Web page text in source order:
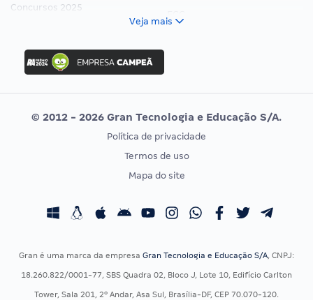
Concursos 2025
Concurso Ibama
Concurso MPU
Editais publicados
Vunesp
CONCURSOS POR PROFISSÃO
Concursos Fiscais
Concursos Saúde
EXAME DE ORDEM
Calendário OAB
Veja mais
© 2012 - 2026 Gran Tecnologia e Educação S/A.
Política de privacidade
Termos de uso
Mapa do site
Gran é uma marca da empresa Gran Tecnologia e Educação S/A, CNPJ:
18.260.822/0001-77, SBS Quadra 02, Bloco J, Lote 10, Edifício Carlton
Tower, Sala 201, 2º Andar, Asa Sul, Brasília-DF, CEP 70.070-120.